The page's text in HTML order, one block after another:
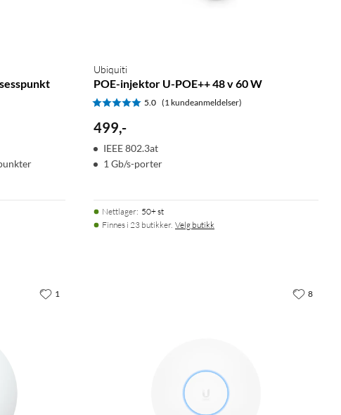
Ubiquiti
POE-injektor U-POE++ 48 v 60 W
5.0 (1 kundeanmeldelser)
499,-
IEEE 802.3at
1 Gb/s-porter
Nettlager: 50+ st
Finnes i 23 butikker. Velg butikk
1 8